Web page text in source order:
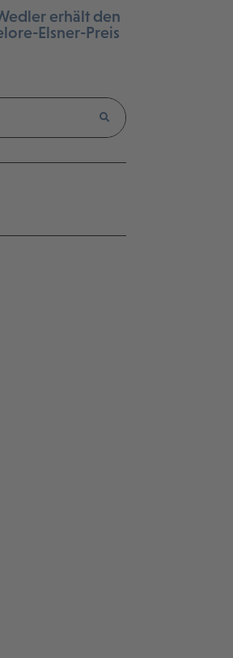
erhält den
Elsner-Preis